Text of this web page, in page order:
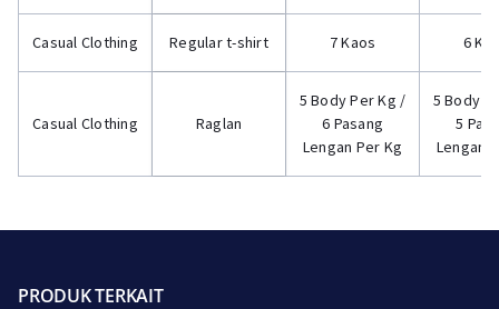
Casual Clothing Regular t-shirt 7 Kaos 6
Casual Clothing Raglan
5 Body Per Kg /
6 Pasang
Lengan Per Kg
5 Body
5
Lengan
PRODUK TERKAIT